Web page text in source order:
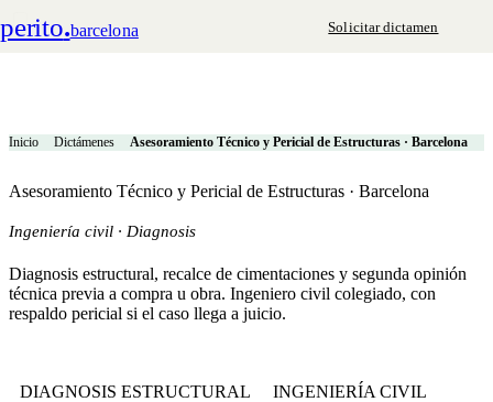
perito.barcelona Solicitar dictamen
Inicio Dictámenes Asesoramiento Técnico y Pericial de Estructuras · Barcelona
Asesoramiento Técnico y Pericial de Estructuras · Barcelona
Ingeniería civil · Diagnosis
Diagnosis estructural, recalce de cimentaciones y segunda opinión
técnica previa a compra u obra. Ingeniero civil colegiado, con
respaldo pericial si el caso llega a juicio.
DIAGNOSIS ESTRUCTURAL
INGENIERÍA CIVIL